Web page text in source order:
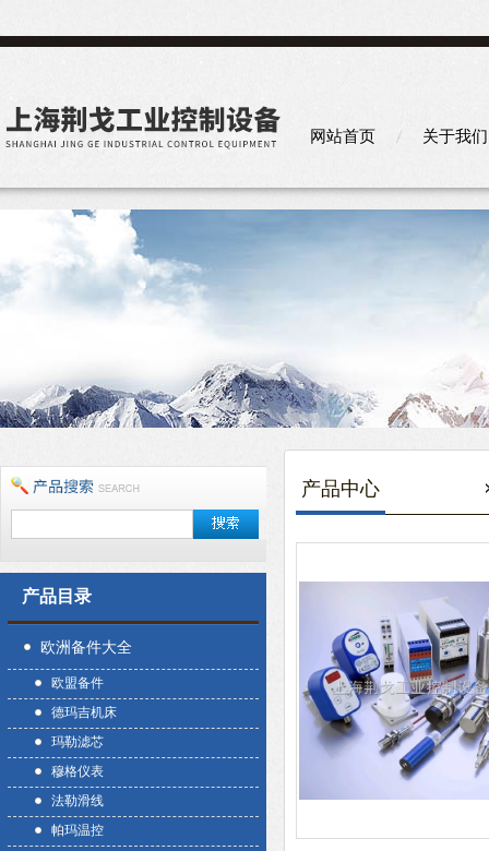
网站首页 关于我们
产品目录
欧洲备件大全
欧盟备件
德玛吉机床
玛勒滤芯
穆格仪表
法勒滑线
帕玛温控
产品中心